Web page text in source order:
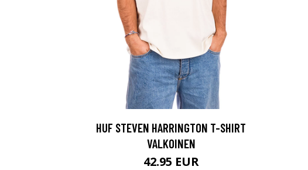
HUF STEVEN HARRINGTON T-SHIRT
VALKOINEN
42.95 EUR